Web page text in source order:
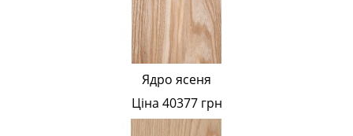
Ядро ясеня
Ціна 40377 грн